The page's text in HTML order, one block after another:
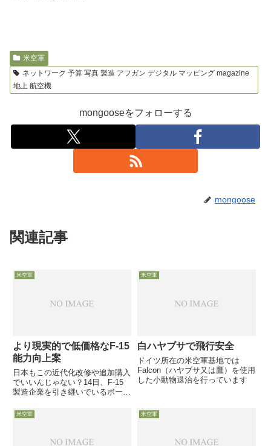
米空軍
ネットワーク 予算 写真 製造 アフガン デジタル マッピング magazine
地上 航空機
mongooseをフォローする
mongoose
関連記事
米空軍
より現実的で低価格なF-15
能力向上案
日本もこの近代化改修や追加購入
でいいんじゃない？14日、F-15
製造企業を引き継いでいるボーイ
のステルス性強化を含む大規模能
力向上策「Silent Eagle構想」を
「modest」な...
米空軍
白ハヤブサで飛行安全
ドイツ所在の米空軍基地では
Falcon（ハヤブサ又は鷹）を使用
した小動物退治を行っています
米空軍 米空軍